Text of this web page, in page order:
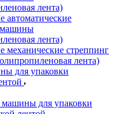
лента)
автоматические
машины
лента)
механические стреппинг
лента)
для упаковки
для упаковки